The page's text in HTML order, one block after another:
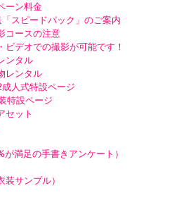
ーン料金
スピードパック」のご案内
コースの注意
ビデオでの撮影が可能です！
ンタル
レンタル
人式特設ページ
特設ページ
セット
満足の手書きアンケート）
サンプル）